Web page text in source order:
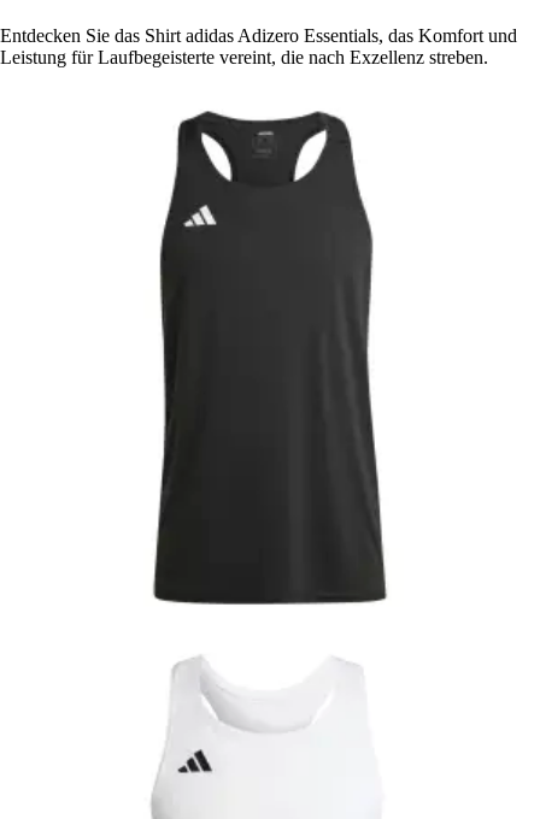
Entdecken Sie das Shirt adidas Adizero Essentials, das Komfort und
Leistung für Laufbegeisterte vereint, die nach Exzellenz streben.